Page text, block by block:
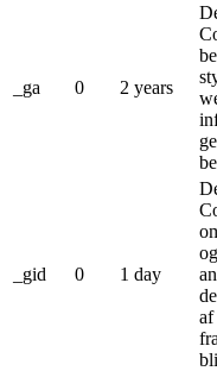
_ga 0 2 years
_gid 0 1 day
af